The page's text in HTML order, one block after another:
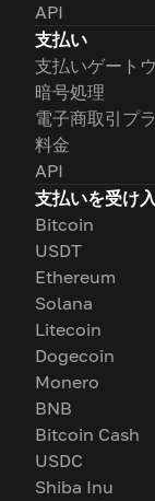
API
支払い
支払いゲート
暗号処理
電子商取引プ
料金
API
支払いを受け
Bitcoin
USDT
Ethereum
Solana
Litecoin
Dogecoin
Monero
BNB
Bitcoin Cash
USDC
Shiba Inu